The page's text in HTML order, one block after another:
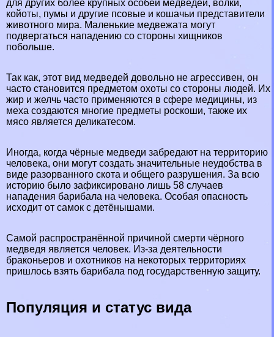
для других более крупных особей медведей, волки,
койоты, пумы и другие псовые и кошачьи представители
животного мира. Маленькие медвежата могут
подвергаться нападению со стороны хищников
побольше.
Так как, этот вид медведей довольно не агрессивен, он
часто становится предметом охоты со стороны людей. Их
жир и желчь часто применяются в сфере медицины, из
меха создаются многие предметы роскоши, также их
мясо является деликатесом.
Иногда, когда чёрные медведи забредают на территорию
человека, они могут создать значительные неудобства в
виде разорванного скота и общего разрушения. За всю
историю было зафиксировано лишь 58 случаев
нападения барибала на человека. Особая опасность
исходит от самок с детёнышами.
Самой распространённой причиной cмepти чёрного
медведя является человек. Из-за деятельности
бpaконьеров и охотников на некоторых территориях
пришлось взять барибала под государственную защиту.
Популяция и статус вида